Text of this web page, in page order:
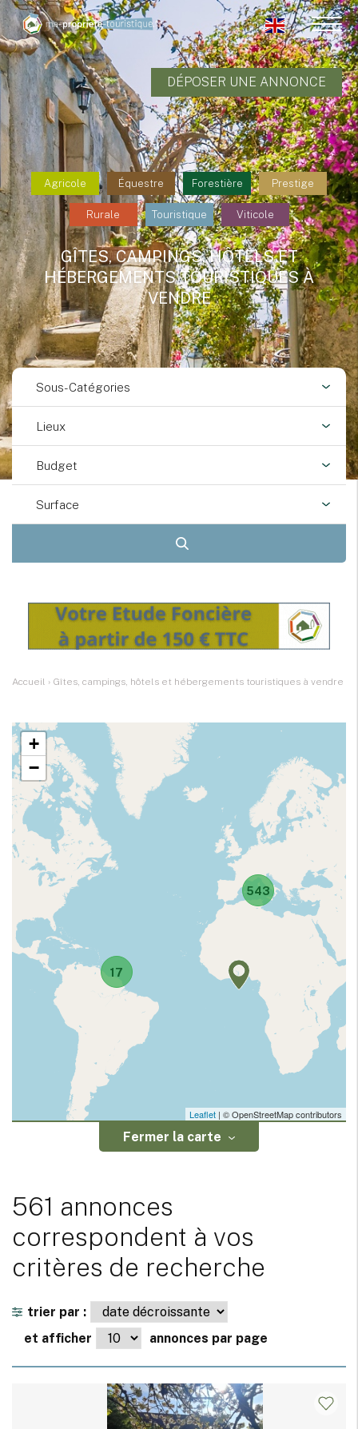
DÉPOSER UNE ANNONCE
Agricole Équestre Forestière Prestige
Rurale Touristique Viticole
GÎTES, CAMPINGS, HÔTELS ET
HÉBERGEMENTS TOURISTIQUES À
VENDRE
Sous-Catégories
Lieux
Budget
Surface
Accueil › Gîtes, campings, hôtels et hébergements touristiques à vendre
17
543
+
−
Leaflet | © OpenStreetMap contributors
Fermer la carte
561 annonces
correspondent à vos
critères de recherche
trier par :
et afficher
annonces par page